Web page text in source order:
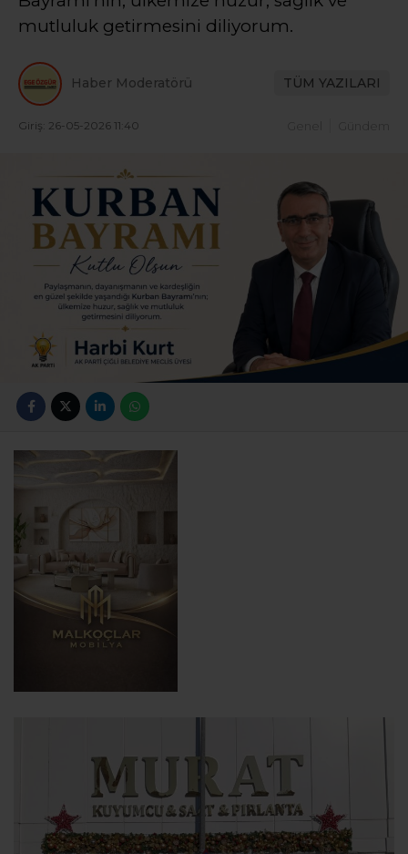
mutluluk getirmesini diliyorum.
Haber Moderatörü TÜM YAZILARI
Giriş: 26-05-2026 11:40 Gündem